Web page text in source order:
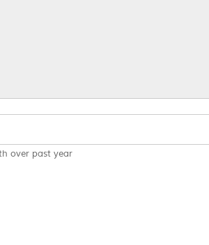
over past year